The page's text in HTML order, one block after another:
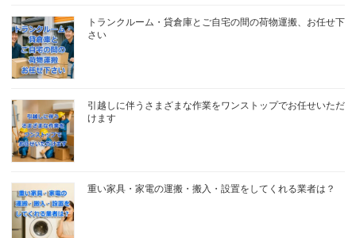
トランクルーム・貸倉庫とご自宅の間の荷物運搬、お任せ下
さい
引越しに伴うさまざまな作業をワンストップでお任せいただ
けます
重い家具・家電の運搬・搬入・設置をしてくれる業者は？